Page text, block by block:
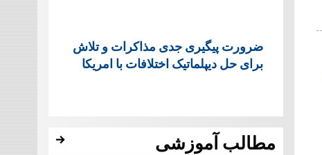
ضرورت پیگیری جدی مذاکرات و تلاش
برای حل دیپلماتیک اختلافات با امریکا
مطالب آموزشی